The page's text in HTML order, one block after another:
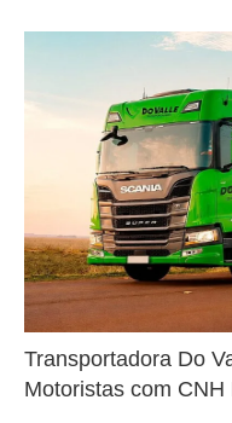
Transportadora Do
Motoristas com